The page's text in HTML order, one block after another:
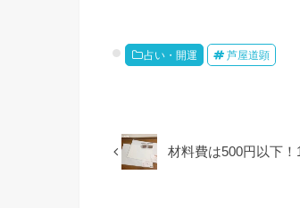
占い・開運 芦屋道顕
材料費は500円以下